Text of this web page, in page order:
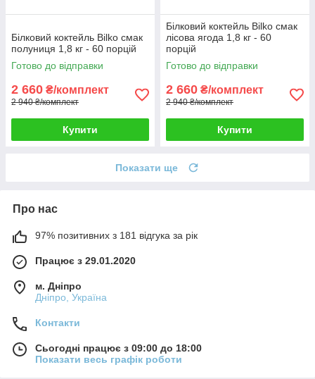
Білковий коктейль Bilko смак
полуниця 1,8 кг - 60 порцій
Готово до відправки
2 660 ₴/комплект
2 940 ₴/комплект
Купити
Білковий коктейль Bilko смак
лісова ягода 1,8 кг - 60
порцій
Готово до відправки
2 660 ₴/комплект
2 940 ₴/комплект
Купити
Показати ще
Про нас
97% позитивних з 181 відгука за рік
Працює з 29.01.2020
м. Дніпро
Дніпро, Україна
Контакти
Сьогодні працює з 09:00 до 18:00
Показати весь графік роботи